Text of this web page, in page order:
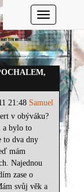
Toggle
21:48 Samuel
v obýváku?
a bylo to
to dva dny
mám
Najednou
zase o
svůj věk a